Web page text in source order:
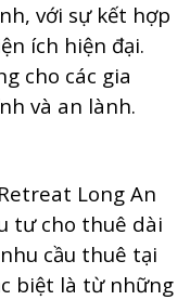
với sự kết hợp
ích hiện đại.
cho các gia
và an lành.
Long An
tư cho thuê dài
cầu thuê tại
biệt là từ những